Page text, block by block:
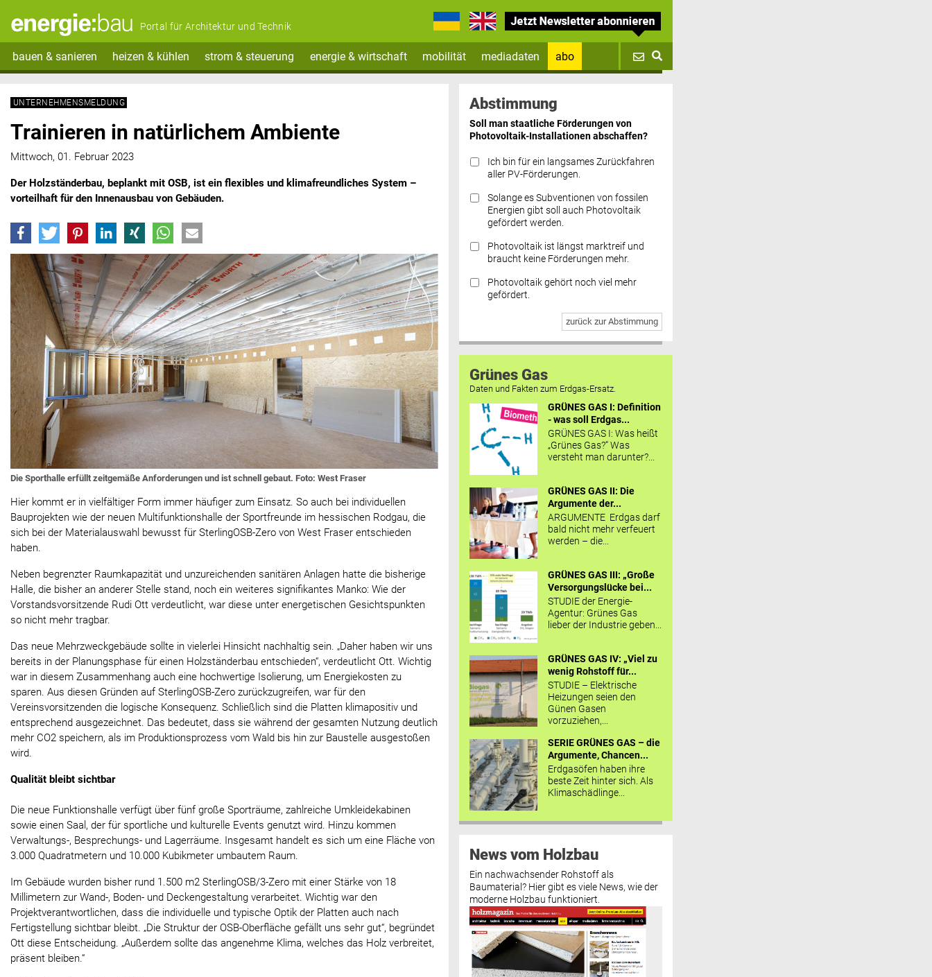
Portal für Architektur und Technik
bauen & sanieren heizen & kühlen strom & steuerung energie & wirtschaft mobilität mediadaten
abo
Datenschutz FAQs
UNTERNEHMENSMELDUNG
Trainieren in natürlichem Ambiente
Mittwoch, 01. Februar 2023
Der Holzständerbau, beplankt mit OSB, ist ein flexibles und klimafreundliches System –
vorteilhaft für den Innenausbau von Gebäuden.
Die Sporthalle erfüllt zeitgemäße Anforderungen und ist schnell gebaut. Foto: West Fraser
Hier kommt er in vielfältiger Form immer häufiger zum Einsatz. So auch bei individuellen
Bauprojekten wie der neuen Multifunktionshalle der Sportfreunde im hessischen Rodgau, die
sich bei der Materialauswahl bewusst für SterlingOSB-Zero von West Fraser entschieden
haben.
Neben begrenzter Raumkapazität und unzureichenden sanitären Anlagen hatte die bisherige
Halle, die bisher an anderer Stelle stand, noch ein weiteres signifikantes Manko: Wie der
Vorstandsvorsitzende Rudi Ott verdeutlicht, war diese unter energetischen Gesichtspunkten
so nicht mehr tragbar.
Das neue Mehrzweckgebäude sollte in vielerlei Hinsicht nachhaltig sein. „Daher haben wir uns
bereits in der Planungsphase für einen Holzständerbau entschieden“, verdeutlicht Ott. Wichtig
war in diesem Zusammenhang auch eine hochwertige Isolierung, um Energiekosten zu
sparen. Aus diesen Gründen auf SterlingOSB-Zero zurückzugreifen, war für den
Vereinsvorsitzenden die logische Konsequenz. Schließlich sind die Platten klimapositiv und
entsprechend ausgezeichnet. Das bedeutet, dass sie während der gesamten Nutzung deutlich
mehr CO2 speichern, als im Produktionsprozess vom Wald bis hin zur Baustelle ausgestoßen
wird.
Qualität bleibt sichtbar
Die neue Funktionshalle verfügt über fünf große Sporträume, zahlreiche Umkleidekabinen
sowie einen Saal, der für sportliche und kulturelle Events genutzt wird. Hinzu kommen
Verwaltungs-, Besprechungs- und Lagerräume. Insgesamt handelt es sich um eine Fläche von
3.000 Quadratmetern und 10.000 Kubikmeter umbautem Raum.
Im Gebäude wurden bisher rund 1.500 m2 SterlingOSB/3-Zero mit einer Stärke von 18
Millimetern zur Wand-, Boden- und Deckengestaltung verarbeitet. Wichtig war den
Projektverantwortlichen, dass die individuelle und typische Optik der Platten auch nach
Fertigstellung sichtbar bleibt. „Die Struktur der OSB-Oberfläche gefällt uns sehr gut“, begründet
Ott diese Entscheidung. „Außerdem sollte das angenehme Klima, welches das Holz verbreitet,
präsent bleiben.“
Abstimmung
Soll man staatliche Förderungen von
Photovoltaik-Installationen abschaffen?
Ich bin für ein langsames Zurückfahren
aller PV-Förderungen.
Solange es Subventionen von fossilen
Energien gibt soll auch Photovoltaik
gefördert werden.
Photovoltaik ist längst marktreif und
braucht keine Förderungen mehr.
Photovoltaik gehört noch viel mehr
gefördert.
zurück zur Abstimmung
Grünes Gas
Daten und Fakten zum Erdgas-Ersatz.
GRÜNES GAS I: Definition
- was soll Erdgas...
GRÜNES GAS I: Was heißt
„Grünes Gas?“ Was
versteht man darunter?...
GRÜNES GAS II: Die
Argumente der...
ARGUMENTE Erdgas darf
bald nicht mehr verfeuert
werden – die...
GRÜNES GAS III: „Große
Versorgungslücke bei...
STUDIE der Energie-
Agentur: Grünes Gas
lieber der Industrie geben...
GRÜNES GAS IV: „Viel zu
wenig Rohstoff für...
STUDIE – Elektrische
Heizungen seien den
Günen Gasen
vorzuziehen,...
SERIE GRÜNES GAS – die
Argumente, Chancen...
Erdgasöfen haben ihre
beste Zeit hinter sich. Als
Klimaschädlinge...
News vom Holzbau
Ein nachwachsender Rohstoff als
Baumaterial? Hier gibt es viele News, wie der
moderne Holzbau funktioniert.